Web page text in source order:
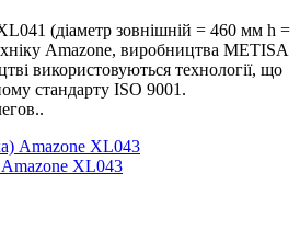
(діаметр зовнішній = 460 мм h =
Amazone, виробництва METISA
використовуються технології, що
стандарту ISO 9001.
XL043